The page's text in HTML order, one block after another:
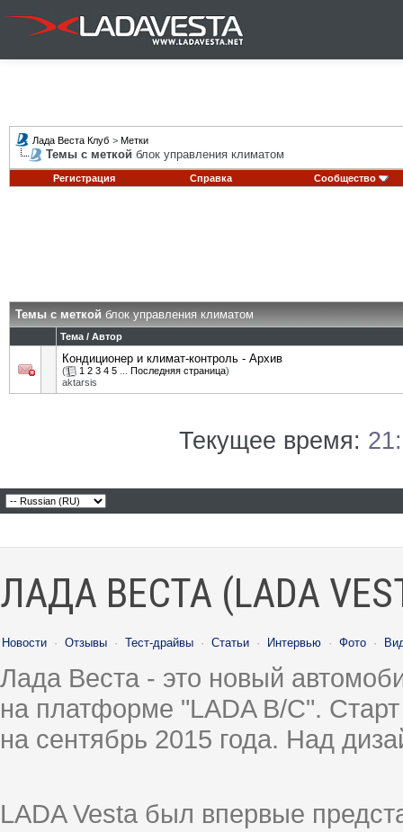
Лада Веста Клуб > Метки
Темы с меткой блок управления климатом
Регистрация Справка Сообщество
Темы с меткойблок управления климатом
Тема / Автор
Кондиционер и климат-контроль - Архив
( 1 2 3 4 5 Последняя страница)
aktarsis
Текущее время:
ЛАДА ВЕСТА (LADA
Новости · Отзывы · Тест-драйвы · Статьи · Интервью · Фото ·
Лада Веста - это новый
на платформе "LADA B/C".
на сентябрь 2015 года. Над
LADA Vesta был впервые